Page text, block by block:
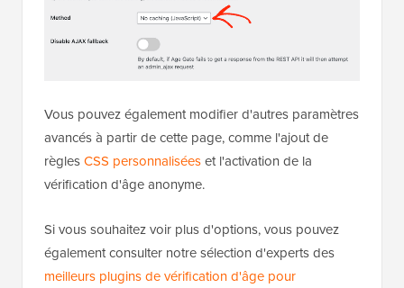
Vous pouvez également modifier d'autres paramètres
avancés à partir de cette page, comme l'ajout de
règlesCSS personnaliséeset l'activation de la
vérification d'âge anonyme.
Si vous souhaitez voir plus d'options, vous pouvez
également consulter notre sélection d'experts des
meilleurs plugins de vérification d'âge pour